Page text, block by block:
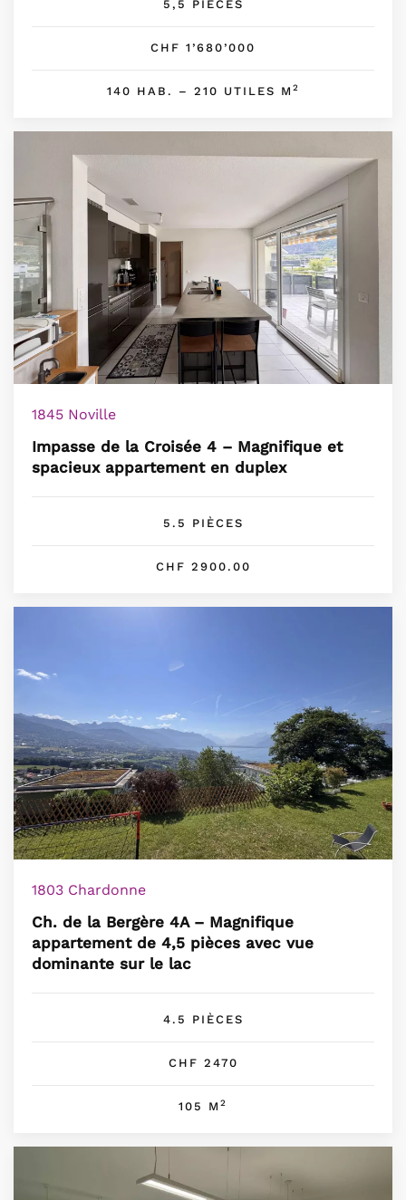
5,5 PIÈCES
CHF 1’680’000
140 HAB. – 210 UTILES M 2
1845 Noville
Impasse de la Croisée 4 – Magnifique et
spacieux appartement en duplex
5.5 PIÈCES
CHF 2900.00
1803 Chardonne
Ch. de la Bergère 4A – Magnifique
appartement de 4,5 pièces avec vue
dominante sur le lac
4.5 PIÈCES
CHF 2470
105 M 2